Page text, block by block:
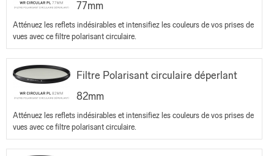
77mm
Atténuez les reflets indésirables et intensifiez les couleurs de vos prises de
vues avec ce filtre polarisant circulaire.
Filtre Polarisant circulaire déperlant
82mm
Atténuez les reflets indésirables et intensifiez les couleurs de vos prises de
vues avec ce filtre polarisant circulaire.